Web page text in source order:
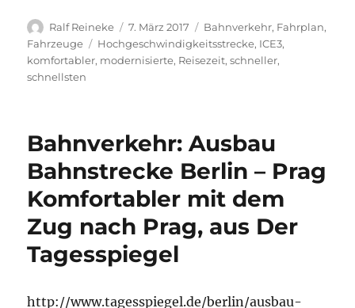
Autor
Ralf Reineke
Veröffentlicht
am
7. März 2017 Kategorien
Bahnverkehr, Fahrplan,
Fahrzeuge
Schlagwörter
Hochgeschwindigkeitsstrecke, ICE3,
komfortabler, modernisierte, Reisezeit,schneller,
schnellsten
Bahnverkehr: Ausbau
Bahnstrecke Berlin – Prag
Komfortabler mit dem
Zug nach Prag, aus Der
Tagesspiegel
http://www.tagesspiegel.de/berlin/ausbau-